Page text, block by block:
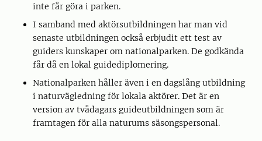
inte får göra i parken.
I samband med aktörsutbildningen har man vid
senaste utbildningen också erbjudit ett test av
guiders kunskaper om nationalparken. De godkända
får då en lokal guidediplomering.
Nationalparken håller även i en dagslång utbildning
i naturvägledning för lokala aktörer. Det är en
version av tvådagars guideutbildningen som är
framtagen för alla naturums säsongspersonal.